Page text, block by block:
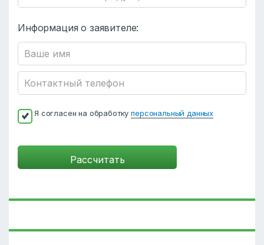
Информация о заявителе:
Я согласен на обработкуперсональный данных